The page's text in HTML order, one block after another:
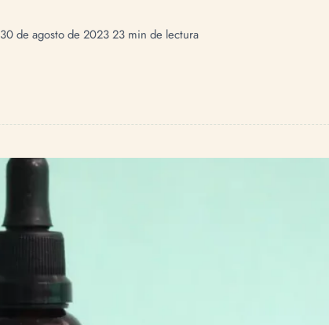
30 de agosto de 202323 min de lectura